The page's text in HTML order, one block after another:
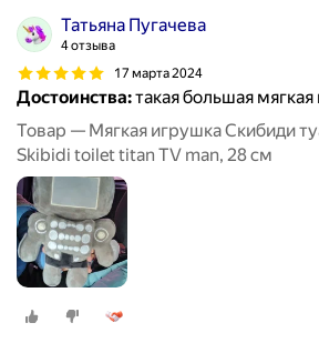
Татьяна Пугачева
4 отзыва
17 марта 2024
Достоинства:такая большая
Товар — Мягкая игрушка Скибиди
Skibidi toilet titan TV man, 28 см